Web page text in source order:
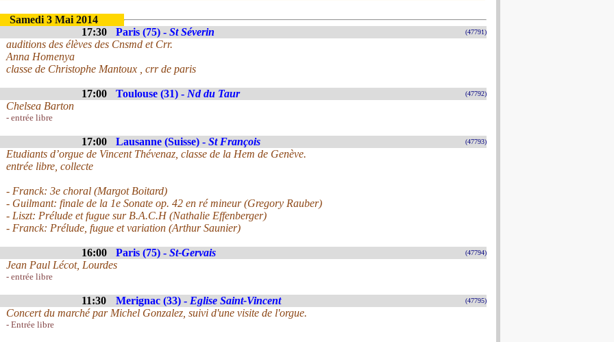
Samedi 3 Mai 2014
17:30
Paris (75) - St Séverin (47791)
auditions des élèves des Cnsmd et Crr.
Anna Homenya
classe de Christophe Mantoux , crr de paris
17:00 Toulouse (31) - Nd du Taur (47792)
Chelsea Barton
- entrée libre
17:00 Lausanne (Suisse) - St François (47793)
Etudiants d’orgue de Vincent Thévenaz, classe de la Hem de Genève.
entrée libre, collecte
- Franck: 3e choral (Margot Boitard)
- Guilmant: finale de la 1e Sonate op. 42 en ré mineur (Gregory Rauber)
- Liszt: Prélude et fugue sur B.A.C.H (Nathalie Effenberger)
- Franck: Prélude, fugue et variation (Arthur Saunier)
16:00 Paris (75) - St-Gervais (47794)
Jean Paul Lécot, Lourdes
- entrée libre
11:30 Merignac (33) - Eglise Saint-Vincent (47795)
Concert du marché par Michel Gonzalez, suivi d'une visite de l'orgue.
- Entrée libre